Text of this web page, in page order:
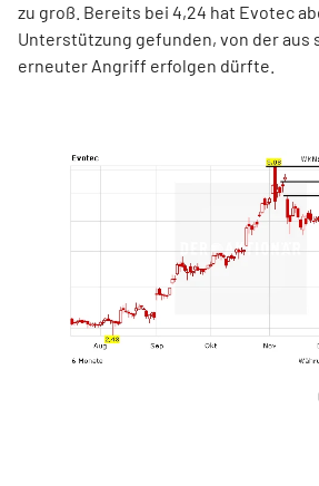
zu groß. Bereits bei 4,24 hat Evotec
Unterstützung gefunden, von der aus
erneuter Angriff erfolgen dürfte.